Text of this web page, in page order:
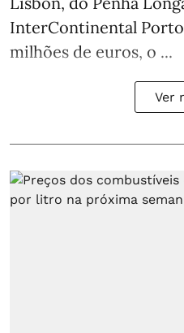
InterContinental
milhões de euros, o ...
Ver